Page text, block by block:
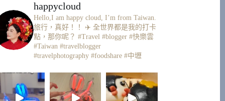
happycloud
Hello,I am happy cloud, I’m from Taiwan.
旅行，真好！！ ✈️ 全世界都是我的打卡
點，那你呢？ #Travel #blogger #快樂雲
#Taiwan #travelblogger
#travelphotography #foodshare #中壢